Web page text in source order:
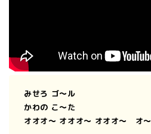
みせろ ゴ〜ル
かわの こ〜た
オオオ〜 オオオ〜 オオオ〜 オ〜